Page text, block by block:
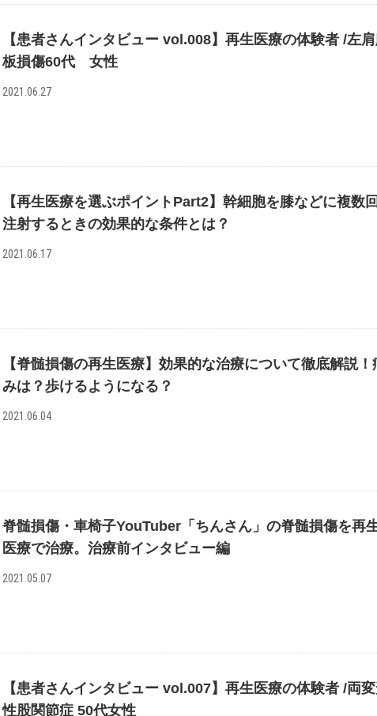
【患者さんインタビュー vol.008】再生医療の体験者 /左
板損傷60代 女性
2021.06.27
【再生医療を選ぶポイントPart2】幹細胞を膝などに複数回
注射するときの効果的な条件とは？
2021.06.17
【脊髄損傷の再生医療】効果的な治療について徹底解説！
みは？歩けるようになる？
2021.06.04
脊髄損傷・車椅子YouTuber「ちんさん」の脊髄損傷を再
医療で治療。治療前インタビュー編
2021.05.07
【患者さんインタビュー vol.007】再生医療の体験者 /両
性股関節症 50代女性